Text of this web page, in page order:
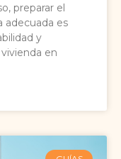
preparar el
adecuada es
y
en